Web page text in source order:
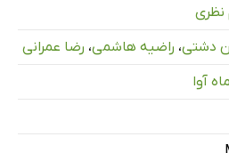
نظری
دشتی، راضیه هاشمی، رضا عمرانی
آوا